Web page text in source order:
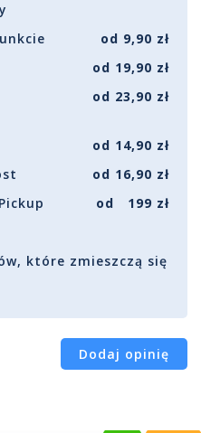
od 9,90 zł
od 19,90 zł
od 23,90 zł
od 14,90 zł
od 16,90 zł
od 199 zł
które zmieszczą się
Dodaj opinię